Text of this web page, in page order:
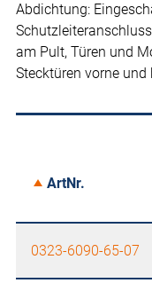
Abdichtung:
am Pult, Türen und
Stecktüren vorne und
ArtNr.
0323-6090-65-07